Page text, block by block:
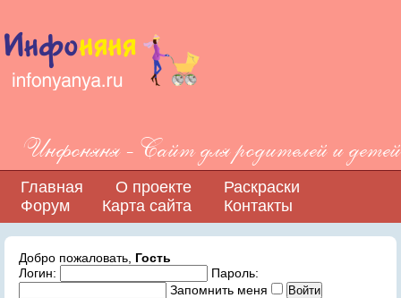
Инфоняня - Сайт для родителей и детей
Главная О проекте
Раскраски
Форум
Карта сайта Контакты
Добро пожаловать, Гость
Логин:
Пароль:
Запомнить меня